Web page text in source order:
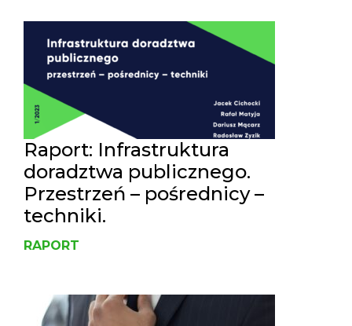
Raport: Infrastruktura
doradztwa publicznego.
Przestrzeń – pośrednicy –
techniki.
RAPORT